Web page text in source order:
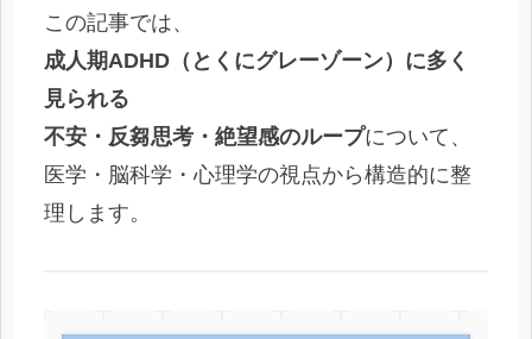
この記事では、
成人期ADHD（とくにグレーゾーン）に多く
見られる
不安・反芻思考・絶望感のループについて、
医学・脳科学・心理学の視点から構造的に整
理します。